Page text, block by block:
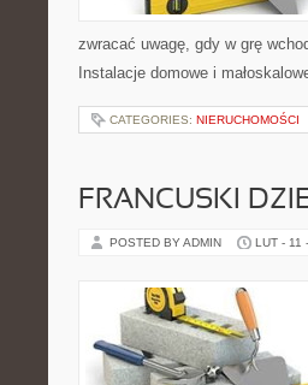
zwracać uwagę, gdy w grę
Instalacje domowe i
CATEGORIES: NIERUCHOMOŚCI
FRANCUSKI
POSTED BY ADMIN LUT - 11